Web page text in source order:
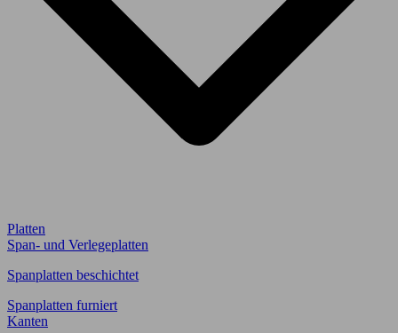
Platten
Span- und Verlegeplatten
Spanplatten beschichtet
Spanplatten furniert
Kanten